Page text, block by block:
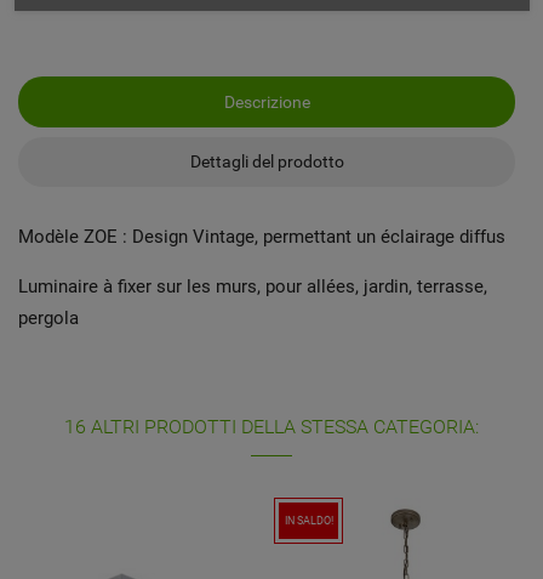
Descrizione
Dettagli del prodotto
Modèle ZOE : Design Vintage, permettant un éclairage diffus
Luminaire à fixer sur les murs, pour allées, jardin, terrasse,
pergola
16 ALTRI PRODOTTI DELLA STESSA CATEGORIA:
IN SALDO!